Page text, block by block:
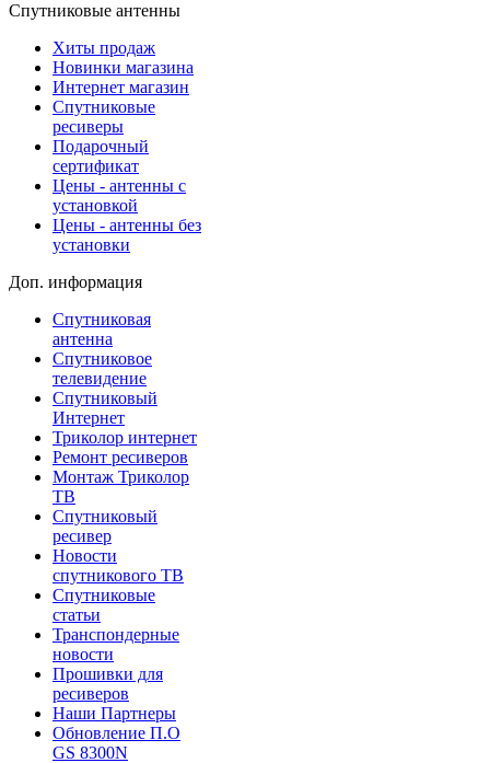
Спутниковые антенны
Хиты продаж
Новинки магазина
Интернет магазин
Спутниковые
ресиверы
Подарочный
сертификат
Цены - антенны с
установкой
Цены - антенны без
установки
Доп. информация
Спутниковая
антенна
Спутниковое
телевидение
Спутниковый
Интернет
Триколор интернет
Ремонт ресиверов
Монтаж Триколор
ТВ
Спутниковый
ресивер
Новости
спутникового ТВ
Спутниковые
статьи
Транспондерные
новости
Прошивки для
ресиверов
Наши Партнеры
Обновление П.О
GS 8300N